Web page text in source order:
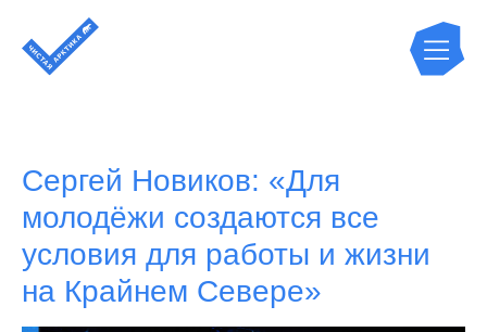
Сергей Новиков: «Для
молодёжи создаются все
условия для работы и жизни
на Крайнем Севере»